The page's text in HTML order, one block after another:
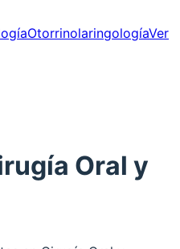
OtorrinolaringologíaVer
Oral y